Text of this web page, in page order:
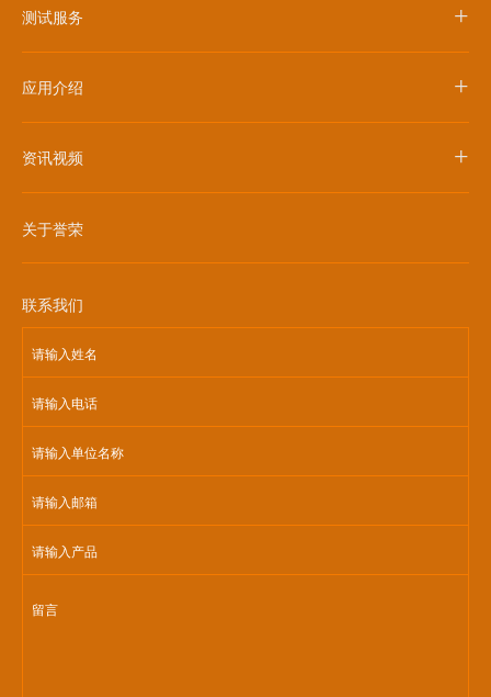
测试服务 +
应用介绍 +
资讯视频 +
关于誉荣
联系我们